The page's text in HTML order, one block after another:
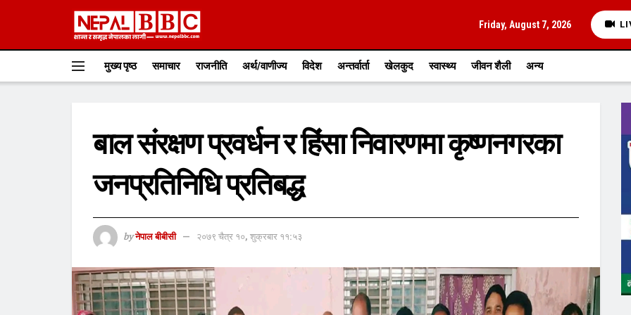
Friday, August 7, 2026
मुख्य पृष्ठ समाचार राजनीति अर्थ/वाणीज्य विदेश अन्तर्वार्ता खेलकुद स्वास्थ्य जीवन शैली अन्य
बाल संरक्षण प्रवर्धन र हिंसा निवारणमा कृष्णनगरका
जनप्रतिनिधि प्रतिबद्ध
by नेपाल बीबीसी २०७९ चैत्र १०, शुक्रबार ११:५३